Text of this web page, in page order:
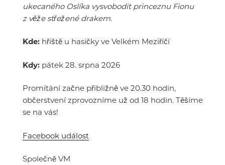
ukecaného Oslíka vysvobodit princeznu Fionu
z věže střežené drakem.
Kde: hřiště u hasičky ve Velkém Meziříčí
Kdy: pátek 28. srpna 2026
Promítání začne přibližně ve 20.30 hodin,
občerstvení zprovozníme už od 18 hodin. Těšíme
se na vás!
Facebook událost
Společně VM